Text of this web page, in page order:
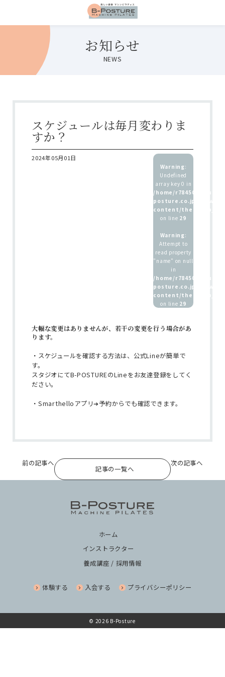
インストラクター
養成講座 / 採用情報
お知らせ
NEWS
スケジュールは毎月変わりま
すか？
2024年05月01日
Warning:
Undefined
array key 0 in
/home/r7845083/
posture.co.jp/wp/wp-
content/themes/
on line 29
Warning:
Attempt to
read property
"name" on null
in
/home/r7845083/
posture.co.jp/wp/wp-
content/themes/
on line 29
大幅な変更はありませんが、若干の変更を行う場合があ
ります。
・スケジュールを確認する方法は、公式Lineが簡単で
す。
スタジオにてB-POSTUREのLineをお友達登録をしてく
ださい。
・Smarthelloアプリ➔予約からでも確認できます。
前の記事へ
記事の一覧へ
次の記事へ
ホーム
インストラクター
養成講座 / 採用情報
体験する 入会する プライバシーポリシー
© 2026 B-Posture